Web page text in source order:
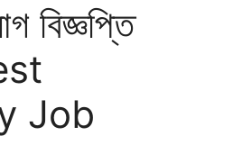
বিজ্ঞপ্তি
Job